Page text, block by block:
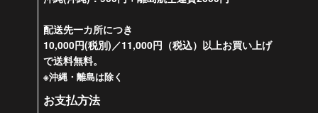
配送先一カ所につき
10,000円(税別)／11,000円（税込）以上お買い上げ
で送料無料。
※沖縄・離島は除く
お支払方法